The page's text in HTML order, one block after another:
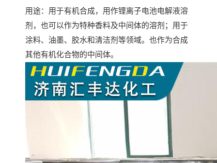
用途：用于有机合成，用作锂离子电池电解液溶
剂，也可以作为特种香料及中间体的溶剂；用于
涂料、油墨、胶水和清洁剂等领域。也作为合成
其他有机化合物的中间体。